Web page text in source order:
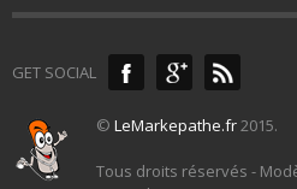
GET SOCIAL
© LeMarkepathe.fr 2015.
Tous droits réservés -